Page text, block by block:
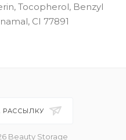
Tocopherol, Benzyl
CI 77891
РАССЫЛКУ
Beauty Storage